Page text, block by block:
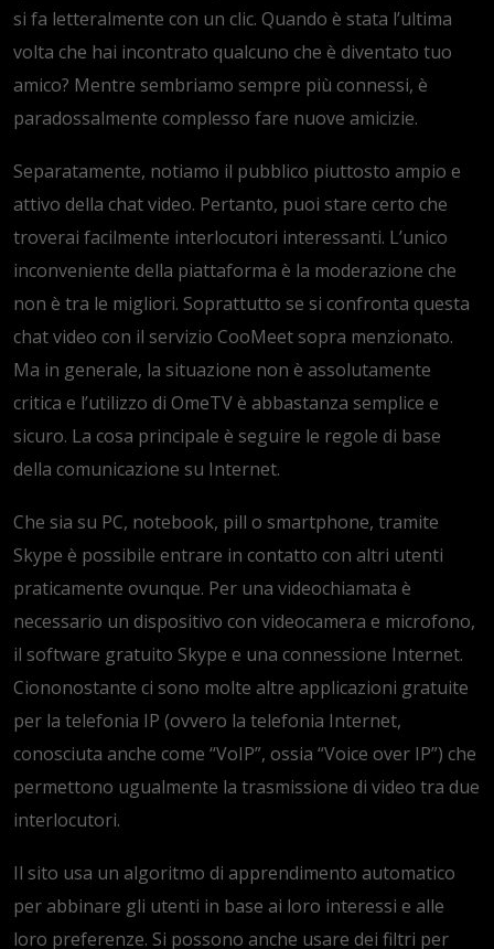
si fa letteralmente con un clic. Quando è stata l’ultima
volta che hai incontrato qualcuno che è diventato tuo
amico? Mentre sembriamo sempre più connessi, è
paradossalmente complesso fare nuove amicizie.
Separatamente, notiamo il pubblico piuttosto ampio e
attivo della chat video. Pertanto, puoi stare certo che
troverai facilmente interlocutori interessanti. L’unico
inconveniente della piattaforma è la moderazione che
non è tra le migliori. Soprattutto se si confronta questa
chat video con il servizio CooMeet sopra menzionato.
Ma in generale, la situazione non è assolutamente
critica e l’utilizzo di OmeTV è abbastanza semplice e
sicuro. La cosa principale è seguire le regole di base
della comunicazione su Internet.
Che sia su PC, notebook, pill o smartphone, tramite
Skype è possibile entrare in contatto con altri utenti
praticamente ovunque. Per una videochiamata è
necessario un dispositivo con videocamera e microfono,
il software gratuito Skype e una connessione Internet.
Ciononostante ci sono molte altre applicazioni gratuite
per la telefonia IP (ovvero la telefonia Internet,
conosciuta anche come “VoIP”, ossia “Voice over IP”) che
permettono ugualmente la trasmissione di video tra due
interlocutori.
Il sito usa un algoritmo di apprendimento automatico
per abbinare gli utenti in base ai loro interessi e alle
loro preferenze. Si possono anche usare dei filtri per